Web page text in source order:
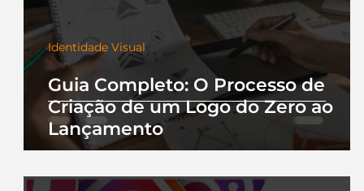
Guia Completo: O Processo de
Criação de um Logo do Zero ao
Lançamento
Identidade Visual